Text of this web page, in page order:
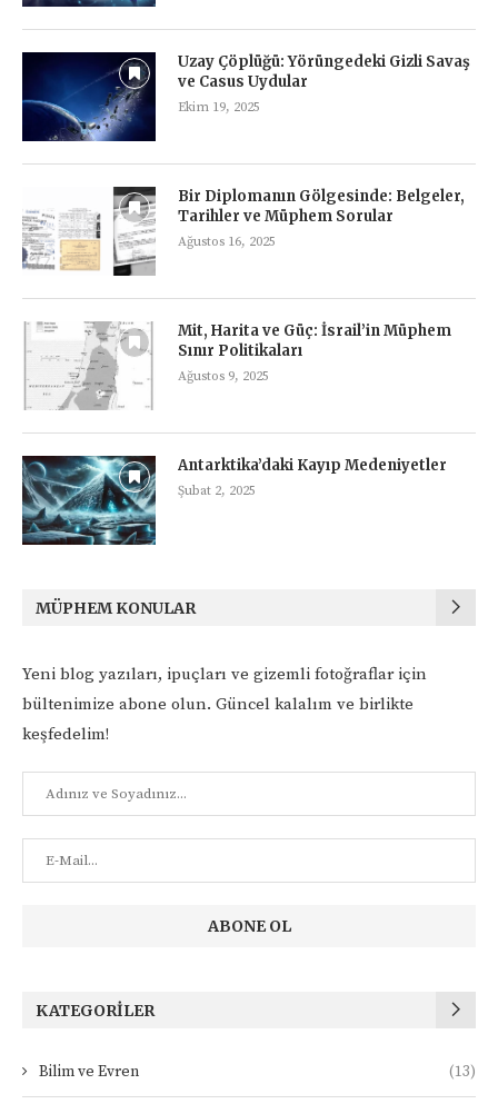
Uzay Çöplüğü: Yörüngedeki Gizli Savaş
ve Casus Uydular
Ekim 19, 2025
Bir Diplomanın Gölgesinde: Belgeler,
Tarihler ve Müphem Sorular
Ağustos 16, 2025
Mit, Harita ve Güç: İsrail’in Müphem
Sınır Politikaları
Ağustos 9, 2025
Antarktika’daki Kayıp Medeniyetler
Şubat 2, 2025
MÜPHEM KONULAR
Yeni blog yazıları, ipuçları ve gizemli fotoğraflar için
bültenimize abone olun. Güncel kalalım ve birlikte
keşfedelim!
KATEGORILER
Bilim ve Evren (13)